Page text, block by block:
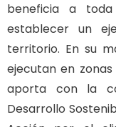
beneficia a
establecer un
territorio. En su
ejecutan en
aporta con la
Desarrollo